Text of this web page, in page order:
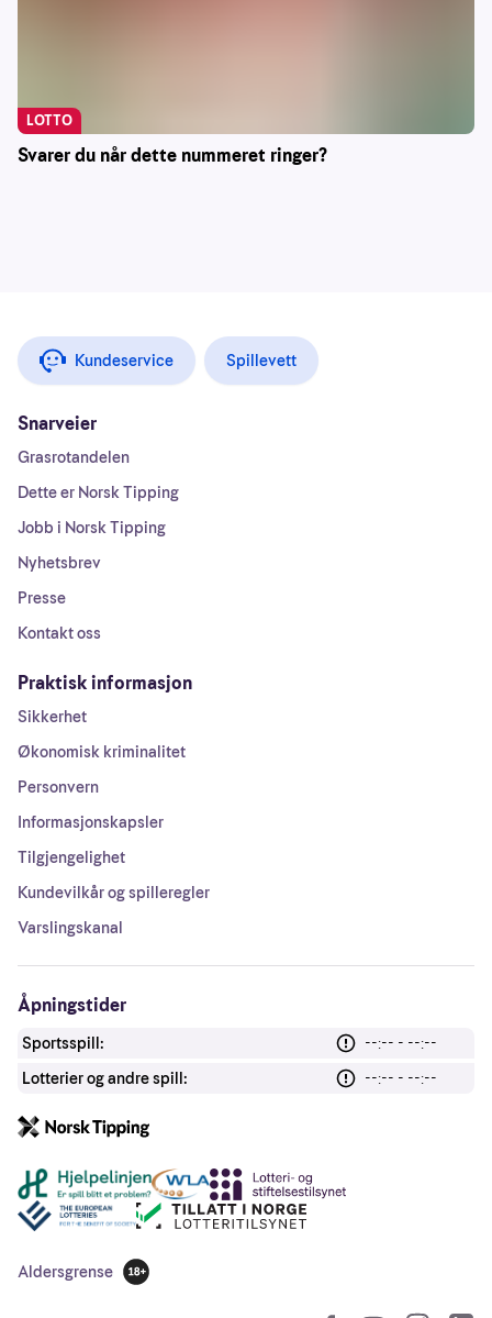
Svarer du når dette nummeret ringer?
LOTTO
Kundeservice Spillevett
Snarveier
Grasrotandelen
Dette er Norsk Tipping
Jobb i Norsk Tipping
Nyhetsbrev
Presse
Kontakt oss
Praktisk informasjon
Sikkerhet
Økonomisk kriminalitet
Personvern
Informasjonskapsler
Tilgjengelighet
Kundevilkår og spilleregler
Varslingskanal
Åpningstider
Sportsspill:
--:-- - --:--
Lotterier og andre spill:
--:-- - --:--
Andre lenker
Aldersgrense
18 år